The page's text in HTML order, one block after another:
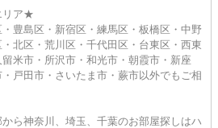
リア★
豊島区・新宿区・練馬区・板橋区・中野
・北区・荒川区・千代田区・台東区・西東
米市・所沢市・和光市・朝霞市・新座
戸田市・さいたま市・蕨市以外でもご相
ら神奈川、埼玉、千葉のお部屋探しはハ